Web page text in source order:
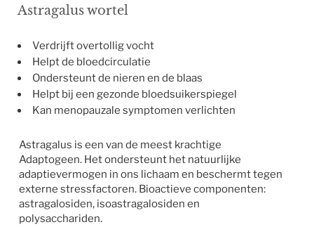
Astragalus wortel
Verdrijft overtollig vocht
Helpt de bloedcirculatie
Ondersteunt de nieren en de blaas
Helpt bij een gezonde bloedsuikerspiegel
Kan menopauzale symptomen verlichten
Astragalus is een van de meest krachtige
Adaptogeen. Het ondersteunt het natuurlijke
adaptievermogen in ons lichaam en beschermt tegen
externe stressfactoren. Bioactieve componenten:
astragalosiden, isoastragalosiden en
polysacchariden.